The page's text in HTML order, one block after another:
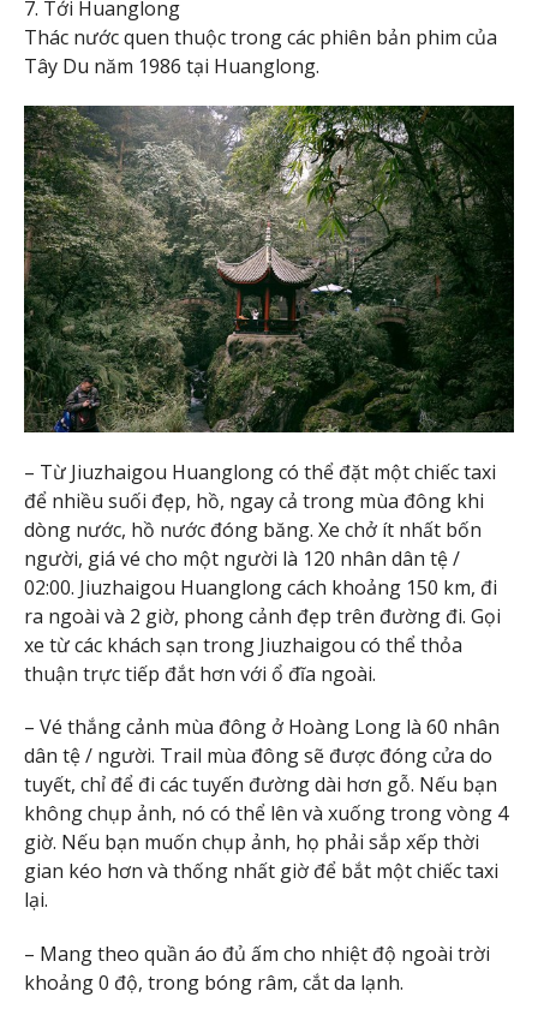
7. Tới Huanglong
Thác nước quen thuộc trong các phiên bản phim của
Tây Du năm 1986 tại Huanglong.
– Từ Jiuzhaigou Huanglong có thể đặt một chiếc taxi
để nhiều suối đẹp, hồ, ngay cả trong mùa đông khi
dòng nước, hồ nước đóng băng. Xe chở ít nhất bốn
người, giá vé cho một người là 120 nhân dân tệ /
02:00. Jiuzhaigou Huanglong cách khoảng 150 km, đi
ra ngoài và 2 giờ, phong cảnh đẹp trên đường đi. Gọi
xe từ các khách sạn trong Jiuzhaigou có thể thỏa
thuận trực tiếp đắt hơn với ổ đĩa ngoài.
– Vé thắng cảnh mùa đông ở Hoàng Long là 60 nhân
dân tệ / người. Trail mùa đông sẽ được đóng cửa do
tuyết, chỉ để đi các tuyến đường dài hơn gỗ. Nếu bạn
không chụp ảnh, nó có thể lên và xuống trong vòng 4
giờ. Nếu bạn muốn chụp ảnh, họ phải sắp xếp thời
gian kéo hơn và thống nhất giờ để bắt một chiếc taxi
lại.
– Mang theo quần áo đủ ấm cho nhiệt độ ngoài trời
khoảng 0 độ, trong bóng râm, cắt da lạnh.